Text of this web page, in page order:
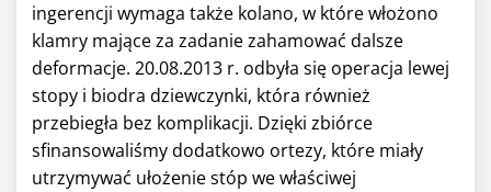
ingerencji wymaga także kolano, w które włożono
klamry mające za zadanie zahamować dalsze
deformacje. 20.08.2013 r. odbyła się operacja lewej
stopy i biodra dziewczynki, która również
przebiegła bez komplikacji. Dzięki zbiórce
sfinansowaliśmy dodatkowo ortezy, które miały
utrzymywać ułożenie stóp we właściwej